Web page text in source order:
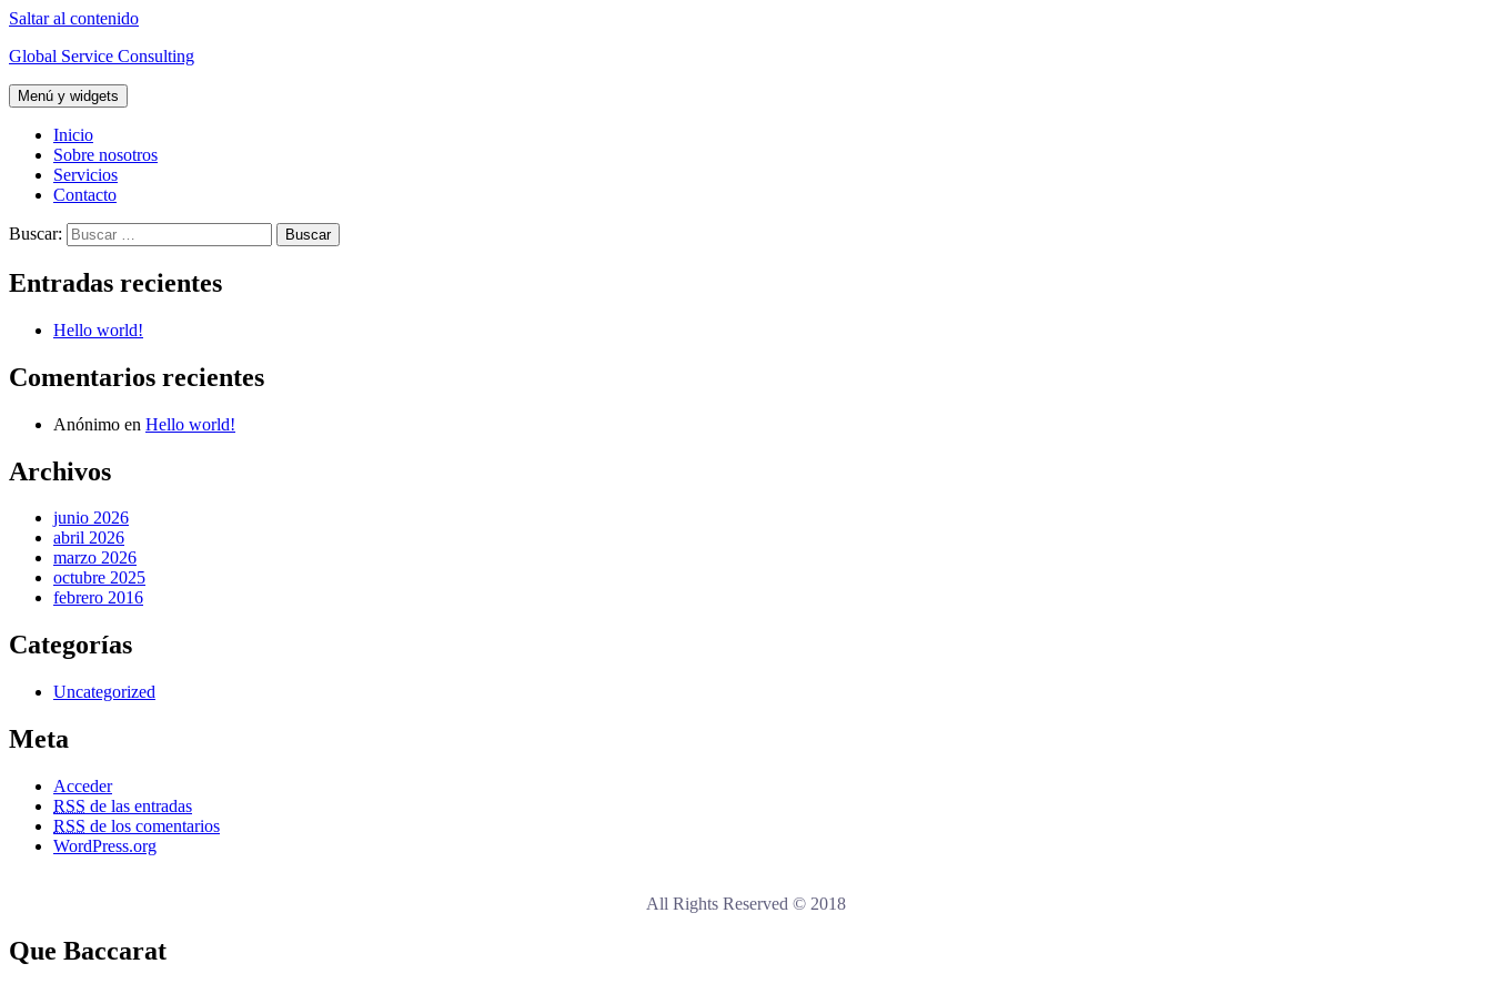
Saltar al contenido
Global Service Consulting
Menú y widgets
Inicio
Sobre nosotros
Servicios
Contacto
Buscar:
Entradas recientes
Hello world!
Comentarios recientes
Anónimo en Hello world!
Archivos
junio 2026
abril 2026
marzo 2026
octubre 2025
febrero 2016
Categorías
Uncategorized
Meta
Acceder
RSS de las entradas
RSS de los comentarios
WordPress.org
All Rights Reserved © 2018
Que Baccarat